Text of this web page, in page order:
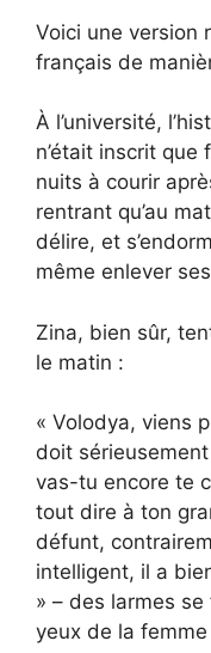
Voici une version
français de
À l’université,
n’était inscrit que
nuits à courir
rentrant qu’au
délire, et
même enlever
Zina, bien sûr,
le matin :
« Volodya, viens
doit
vas-tu encore te
tout dire à ton
défunt,
intelligent, il a
» – des larmes
yeux de la